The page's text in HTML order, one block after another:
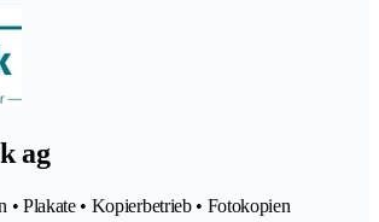
ag
• Plakate • Kopierbetrieb • Fotokopien